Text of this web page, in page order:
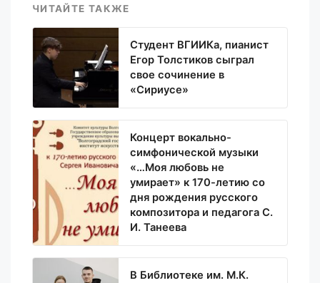
ЧИТАЙТЕ ТАКЖЕ
Студент ВГИИКа, пианист
Егор Толстиков сыграл
свое сочинение в
«Сириусе»
Концерт вокально-
симфонической музыки
«…Моя любовь не
умирает» к 170-летию со
дня рождения русского
композитора и педагога С.
И. Танеева
В Библиотеке им. М.К.